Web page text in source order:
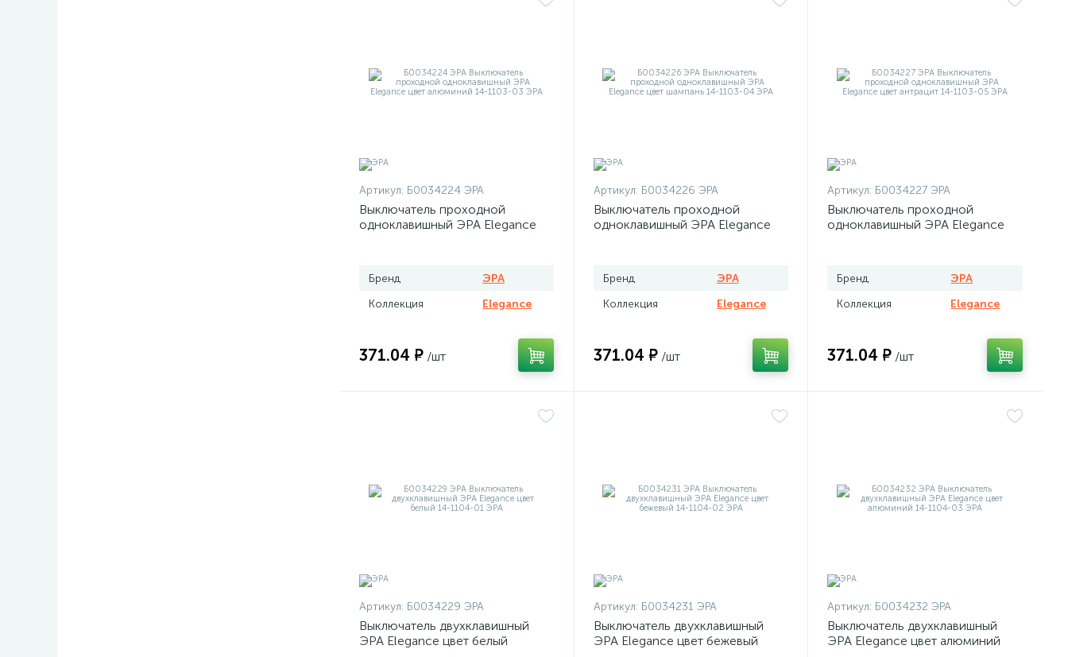
Артикул: Б0034224 ЭРА
Выключатель проходной
одноклавишный ЭРА Elegance
Бренд
ЭРА
Коллекция
Elegance
371.04 ₽ /шт
Артикул: Б0034226 ЭРА
Выключатель проходной
одноклавишный ЭРА Elegance
Бренд
ЭРА
Коллекция
Elegance
371.04 ₽ /шт
Артикул: Б0034227 ЭРА
Выключатель проходной
одноклавишный ЭРА Elegance
Бренд
ЭРА
Коллекция
Elegance
371.04 ₽ /шт
Артикул: Б0034229 ЭРА
Выключатель двухклавишный
ЭРА Elegance цвет белый
Артикул: Б0034231 ЭРА
Выключатель двухклавишный
ЭРА Elegance цвет бежевый
Артикул: Б0034232 ЭРА
Выключатель двухклавишный
ЭРА Elegance цвет алюминий